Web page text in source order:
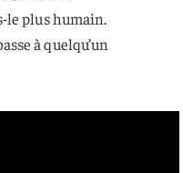
le plus humain.
à quelqu’un